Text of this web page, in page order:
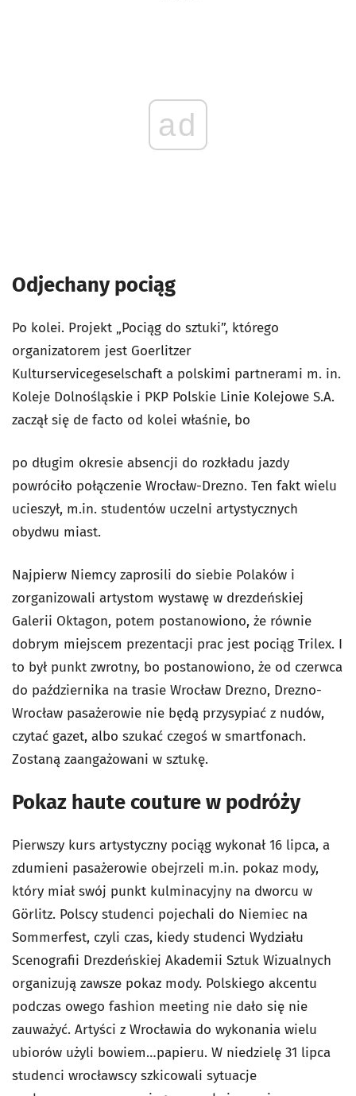
ad
Odjechany pociąg
Po kolei. Projekt „Pociąg do sztuki”, którego
organizatorem jest Goerlitzer
Kulturservicegeselschaft a polskimi partnerami m. in.
Koleje Dolnośląskie i PKP Polskie Linie Kolejowe S.A.
zaczął się de facto od kolei właśnie, bo
po długim okresie absencji do rozkładu jazdy
powróciło połączenie Wrocław-Drezno. Ten fakt wielu
ucieszył, m.in. studentów uczelni artystycznych
obydwu miast.
Najpierw Niemcy zaprosili do siebie Polaków i
zorganizowali artystom wystawę w drezdeńskiej
Galerii Oktagon, potem postanowiono, że równie
dobrym miejscem prezentacji prac jest pociąg Trilex. I
to był punkt zwrotny, bo postanowiono, że od czerwca
do października na trasie Wrocław Drezno, Drezno-
Wrocław pasażerowie nie będą przysypiać z nudów,
czytać gazet, albo szukać czegoś w smartfonach.
Zostaną zaangażowani w sztukę.
Pokaz haute couture w podróży
Pierwszy kurs artystyczny pociąg wykonał 16 lipca, a
zdumieni pasażerowie obejrzeli m.in. pokaz mody,
który miał swój punkt kulminacyjny na dworcu w
Görlitz. Polscy studenci pojechali do Niemiec na
Sommerfest, czyli czas, kiedy studenci Wydziału
Scenografii Drezdeńskiej Akademii Sztuk Wizualnych
organizują zawsze pokaz mody. Polskiego akcentu
podczas owego fashion meeting nie dało się nie
zauważyć. Artyści z Wrocławia do wykonania wielu
ubiorów użyli bowiem…papieru. W niedzielę 31 lipca
studenci wrocławscy szkicowali sytuacje